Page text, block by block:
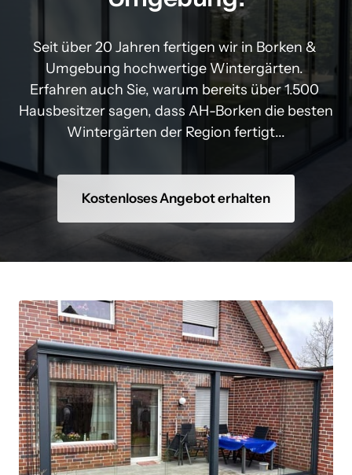
Seit über 20 Jahren fertigen wir in Borken &
Umgebung hochwertige Wintergärten.
Erfahren auch Sie, warum bereits über 1.500
Hausbesitzer sagen, dass AH-Borken die besten
Wintergärten der Region fertigt...
Kostenloses Angebot erhalten